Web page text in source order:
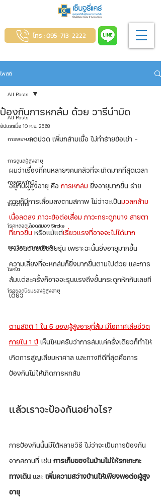
โทร : 095-713-2222
โพสต์
All Posts
การพยาบาล
การดูแลผู้สูงอายุ
กายภาพบำบัด
โภชนาการ
โรคหลอดเลือดสมอง Stroke
ตรวจสอบการนอนหลับ
โรคไต
โรคยอดนิยมของผู้สูงอายุ
All Posts
ป้องกันการหกล้ม ด้วย วารีบำบัด
อัปเดตเมื่อ 10 ก.ย. 2568
- ลดปวด เพิ่มกล้ามเนื้อ ไม่ทำร้ายข้อเข่า -
ผมว่าเรื่องที่คนหลายๆคนกลัวที่จะเกิดมากที่สุดเวลา
อยู่กับผู้สูงอายุ คือ การหกล้ม ยิ่งอายุมากขึ้น ร่าย
กายก็มีการเสื่อมลงตามสภาพ ไม่ว่าจะเป็นมวลกล้าม
เนื้อลดลง ภาวะข้อต่อเสื่อม ภาวะกระดูกบาง สายตา
ที่ยาวขึ้น หรือแม้แต่เรี่ยวแรงที่อาจจะไม่ได้มาก
เหมือนตอนเป็นวัยรุ่น เพราะฉะนั้นยิ่งอายุมากขึ้น
ความเสี่ยงที่จะหกล้มก็ยิ่งมากขึ้นตามไปด้วย และการ
ล้มแต่ละครั้งก็อาจจะรุนแรงถึงขั้นกระดูกหักกันเลยที
เดียว
ตามสถิติ 1 ใน 5 ของผู้สูงอายุที่ล้ม มีโอกาศเสียชีวิต
ภายใน 1 ปี เห็นไหมครับว่าการล้มแค่ครั้งเดียวก็ทำให้
เกิดการสูญเสียมหาศาล และทางทีดีที่สุดคือการ
ป้องกันไม่ให้เกิดการหกล้ม
แล้วเราจะป้องกันอย่างไร?
การป้องกันนั้นมีได้หลายวิธี ไม่ว่าจะเป็นการป้องกัน
จากสถานที่ เช่น การเก็บของในบ้านไม่ให้รกเกะกะ
ทางเดิน และ เพิ่มความสว่างบ้านให้เพียงพอต่อผู้สูง
อายุ